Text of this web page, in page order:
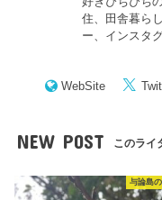
住、田舎暮ら
ー、インスタ
WebSite
NEW POST このライ
与論島